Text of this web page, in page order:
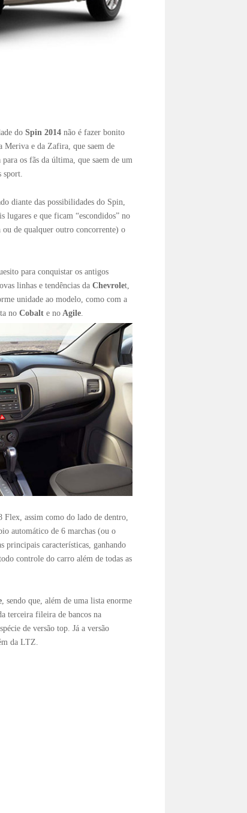
doSpin 2014não é fazer bonito
Meriva e da Zafira, que saem de
os fãs da última, que saem de um
sport.
diante das possibilidades do Spin,
lugares e que ficam “escondidos” no
ou de qualquer outro concorrente) o
para conquistar os antigos
linhas e tendências da Chevrolet,
unidade ao modelo, como com a
no Cobalte noAgile.
assim como do lado de dentro,
automático de 6 marchas (ou o
principais características, ganhando
controle do carro além de todas as
, sendo que, além de uma lista enorme
terceira fileira de bancos na
de versão top. Já a versão
da LTZ.